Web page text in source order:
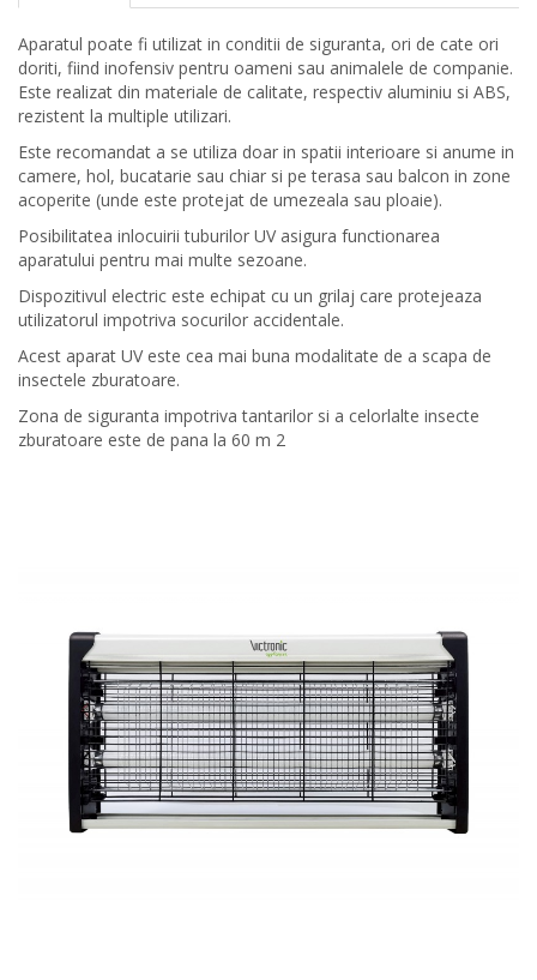
Aparatul poate fi utilizat in conditii de siguranta, ori de cate ori
doriti, fiind inofensiv pentru oameni sau animalele de companie.
Este realizat din materiale de calitate, respectiv aluminiu si ABS,
rezistent la multiple utilizari.
Este recomandat a se utiliza doar in spatii interioare si anume in
camere, hol, bucatarie sau chiar si pe terasa sau balcon in zone
acoperite (unde este protejat de umezeala sau ploaie).
Posibilitatea inlocuirii tuburilor UV asigura functionarea
aparatului pentru mai multe sezoane.
Dispozitivul electric este echipat cu un grilaj care protejeaza
utilizatorul impotriva socurilor accidentale.
Acest aparat UV este cea mai buna modalitate de a scapa de
insectele zburatoare.
Zona de siguranta impotriva tantarilor si a celorlalte insecte
zburatoare este de pana la 60 m 2